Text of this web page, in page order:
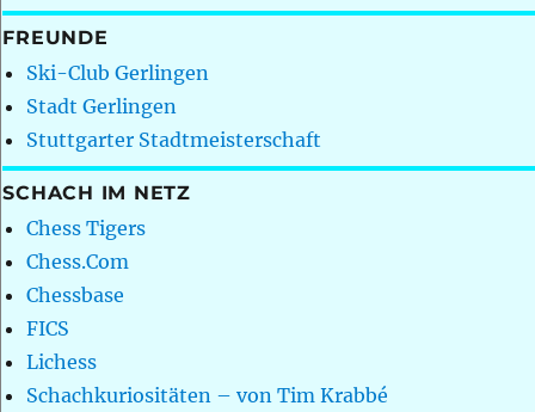
FREUNDE
Ski-Club Gerlingen
Stadt Gerlingen
Stuttgarter Stadtmeisterschaft
SCHACH IM NETZ
Chess Tigers
Chess.Com
Chessbase
FICS
Lichess
Schachkuriositäten – von Tim Krabbé